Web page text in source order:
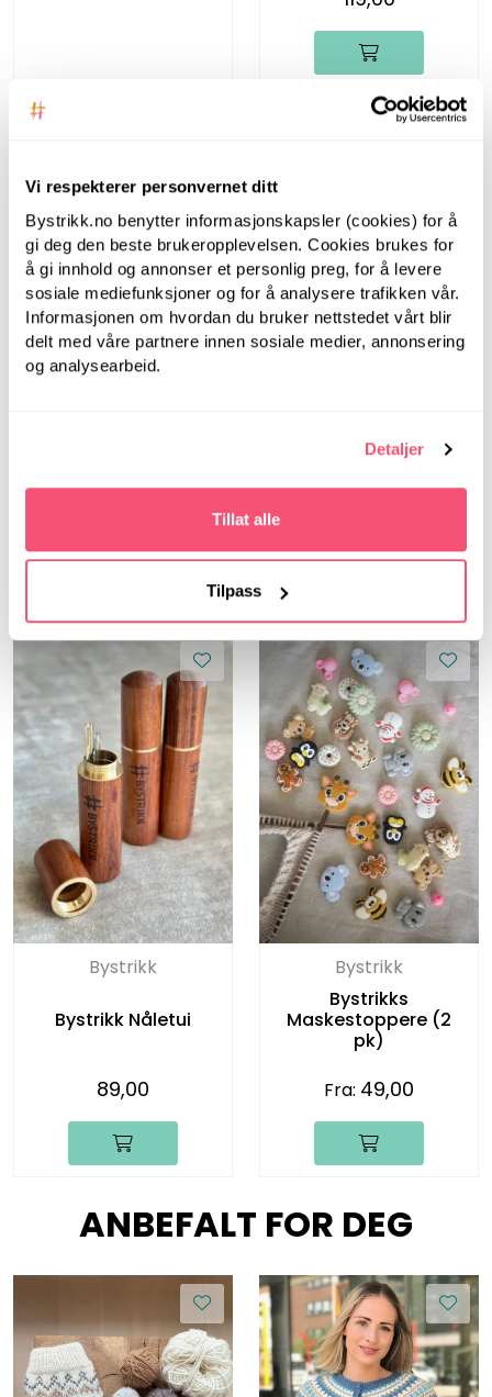
Vi respekterer personvernet ditt
Bystrikk.no benytter informasjonskapsler (cookies) for å
gi deg den beste brukeropplevelsen. Cookies brukes for
å gi innhold og annonser et personlig preg, for å levere
sosiale mediefunksjoner og for å analysere trafikken vår.
Informasjonen om hvordan du bruker nettstedet vårt blir
delt med våre partnere innen sosiale medier, annonsering
og analysearbeid.
Detaljer
Tillat alle
Tilpass
(sett a 6 stk)
Bystrikk
149,00
Bystrikk
Bystrikk Nåletui
89,00
Bystrikk
Bystrikks
Maskestoppere (2
pk)
Fra: 49,00
ANBEFALT FOR DEG